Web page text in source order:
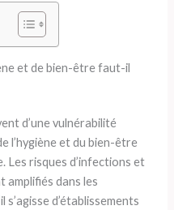
et de bien-être faut-il
d’une vulnérabilité
l’hygiène et du bien-être
Les risques d’infections et
amplifiés dans les
d’établissements